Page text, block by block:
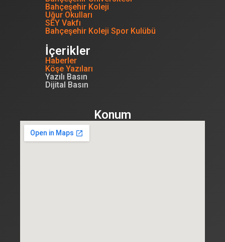
Bahçeşehir Koleji
Uğur Okulları
SEY Vakfı
Bahçeşehir Koleji Spor Kulübü
İçerikler
Haberler
Köşe Yazıları
Yazılı Basın
Dijital Basın
Konum